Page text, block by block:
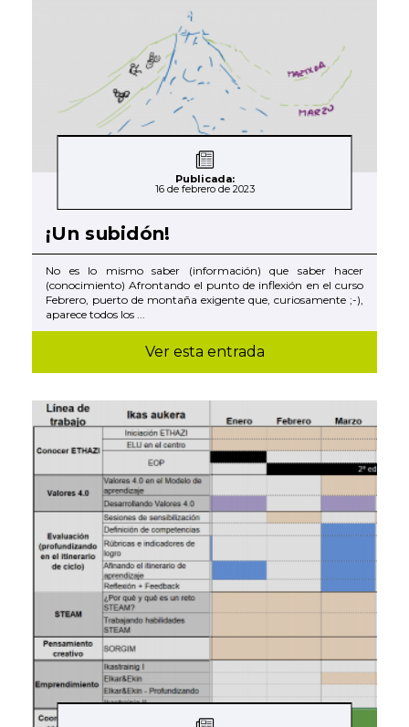
Publicada:
16 de febrero de 2023
¡Un subidón!
No es lo mismo saber (información) que saber hacer
(conocimiento) Afrontando el punto de inflexión en el curso
Febrero, puerto de montaña exigente que, curiosamente ;-),
aparece todos los ...
Ver esta entrada